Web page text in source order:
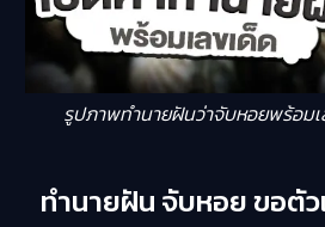
รูปภาพทำนายฝันว่าจับหอยพร้อม
ทำนายฝัน จับหอย ขอตัว